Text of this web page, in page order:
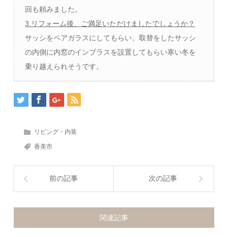
回も頼みました。
3.リフォーム後、ご満足いただけましたでしょうか？
サッシをペアガラスにしてもらい、取替をしたサッシ
の内側に内窓のインプラスを設置してもらい寒い冬を
乗り越えられそうです。
リビング・内装
香美市
前の記事 次の記事
関連記事